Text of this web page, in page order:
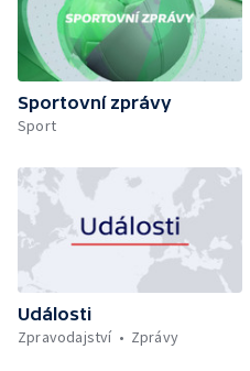
Sportovní zprávy
Sport
Události
Zpravodajství
Zprávy